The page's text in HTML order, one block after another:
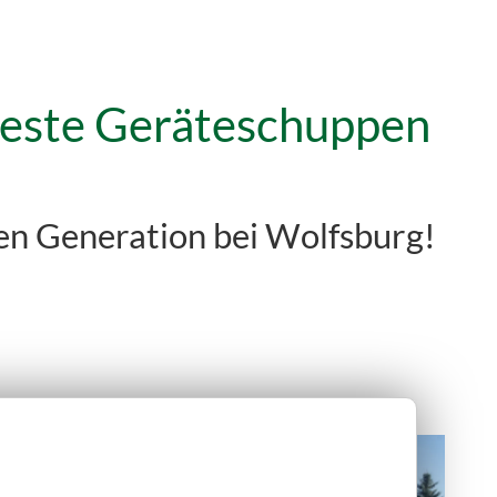
Geräteschuppen
Generation bei Wolfsburg!